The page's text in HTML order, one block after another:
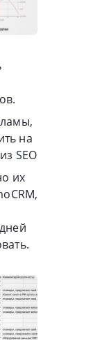
на
SEO
их